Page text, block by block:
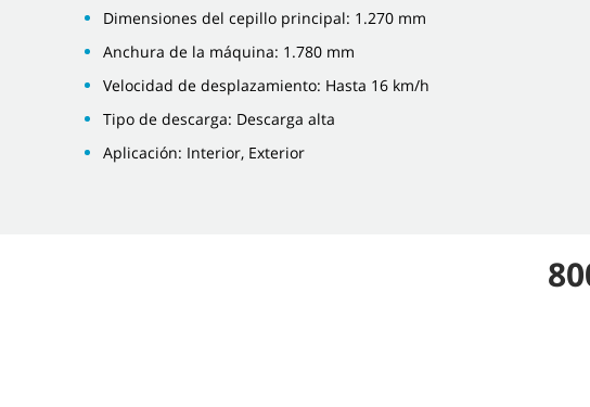
Dimensiones del cepillo principal: 1.270 mm
Anchura de la máquina: 1.780 mm
Velocidad de desplazamiento: Hasta 16 km/h
Tipo de descarga: Descarga alta
Aplicación: Interior, Exterior